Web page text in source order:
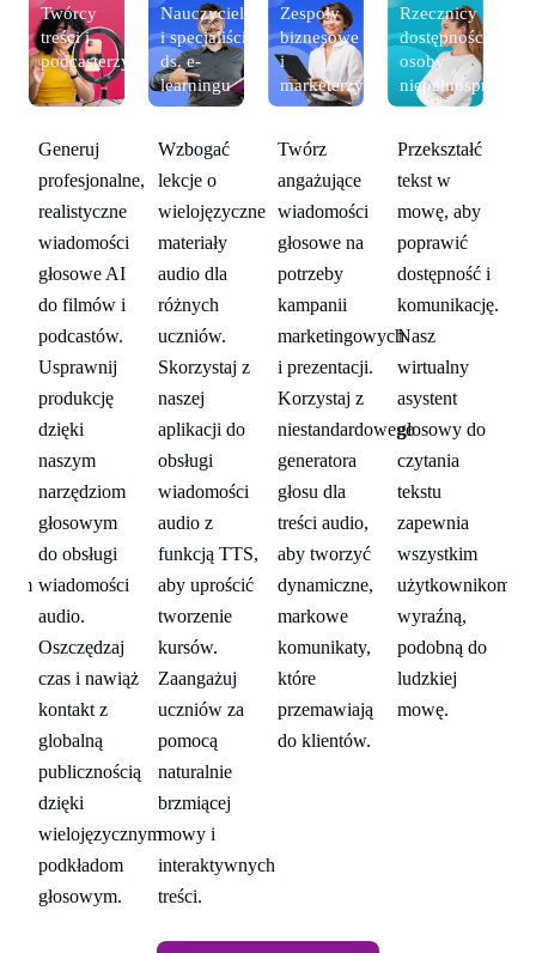
Twórcy
treści i
podcasterzy
Generuj
profesjonalne,
realistyczne
wiadomości
głosowe AI
do filmów i
podcastów.
Usprawnij
produkcję
dzięki
naszym
narzędziom
głosowym
do obsługi
wiadomości
audio.
Oszczędzaj
czas i nawiąż
kontakt z
globalną
publicznością
dzięki
wielojęzycznym
podkładom
głosowym.
Nauczyciele
i specjaliści
ds. e-
learningu
Wzbogać
lekcje o
wielojęzyczne
materiały
audio dla
różnych
uczniów.
Skorzystaj z
naszej
aplikacji do
obsługi
wiadomości
audio z
funkcją TTS,
aby uprościć
tworzenie
kursów.
Zaangażuj
uczniów za
pomocą
naturalnie
brzmiącej
mowy i
interaktywnych
treści.
Zespoły
biznesowe
i
marketerzy
Twórz
angażujące
wiadomości
głosowe na
potrzeby
kampanii
marketingowych
i prezentacji.
Korzystaj z
niestandardowego
generatora
głosu dla
treści audio,
aby tworzyć
dynamiczne,
markowe
komunikaty,
które
przemawiają
do klientów.
Rzecznicy
dostępności i
osoby
niepełnosprawne
Przekształć
tekst w
mowę, aby
poprawić
dostępność i
komunikację.
Nasz
wirtualny
asystent
głosowy do
czytania
tekstu
zapewnia
wszystkim
użytkownikom
wyraźną,
podobną do
ludzkiej
mowę.